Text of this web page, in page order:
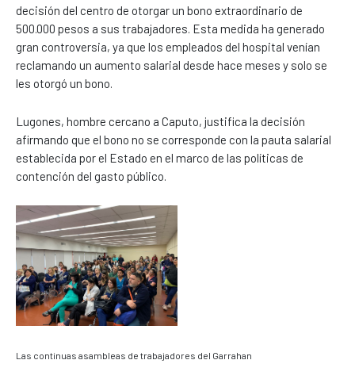
decisión del centro de otorgar un bono extraordinario de
500.000 pesos a sus trabajadores. Esta medida ha generado
gran controversia, ya que los empleados del hospital venían
reclamando un aumento salarial desde hace meses y solo se
les otorgó un bono.
Lugones, hombre cercano a Caputo, justifica la decisión
afirmando que el bono no se corresponde con la pauta salarial
establecida por el Estado en el marco de las políticas de
contención del gasto público.
Las continuas asambleas de trabajadores del Garrahan